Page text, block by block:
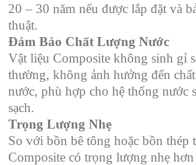
20 – 30 năm nếu được lắp đặt và
thuật.
Đảm Bảo Chất Lượng Nước
Vật liệu Composite không sinh gỉ
thường, không ảnh hưởng đến
nước, phù hợp cho hệ thống nước
sạch.
Trọng Lượng Nhẹ
So với bồn bê tông hoặc bồn thép
Composite có trọng lượng nhẹ